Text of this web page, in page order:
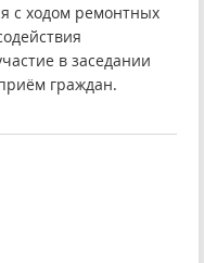
с ходом ремонтных
в заседании
граждан.